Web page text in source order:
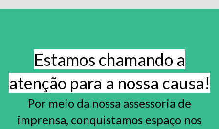
Estamos chamando a
atenção para a nossa causa!
Por meio da nossa assessoria de
imprensa, conquistamos espaço nos